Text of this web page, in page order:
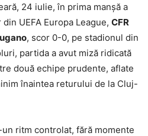
24 iulie, în prima manșă a
UEFA Europa League, CFR
, scor 0-0, pe stadionul din
partida a avut miză ridicată
două echipe prudente, aflate
înaintea returului de la Cluj-
ritm controlat, fără momente